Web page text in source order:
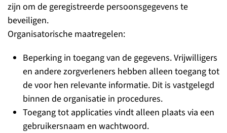
zijn om de geregistreerde persoonsgegevens te
beveiligen.
Organisatorische maatregelen:
Beperking in toegang van de gegevens. Vrijwilligers
en andere zorgverleners hebben alleen toegang tot
de voor hen relevante informatie. Dit is vastgelegd
binnen de organisatie in procedures.
Toegang tot applicaties vindt alleen plaats via een
gebruikersnaam en wachtwoord.